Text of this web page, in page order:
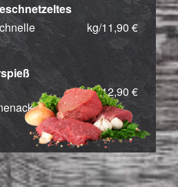
kg/11,90 €
kg/12,90 €